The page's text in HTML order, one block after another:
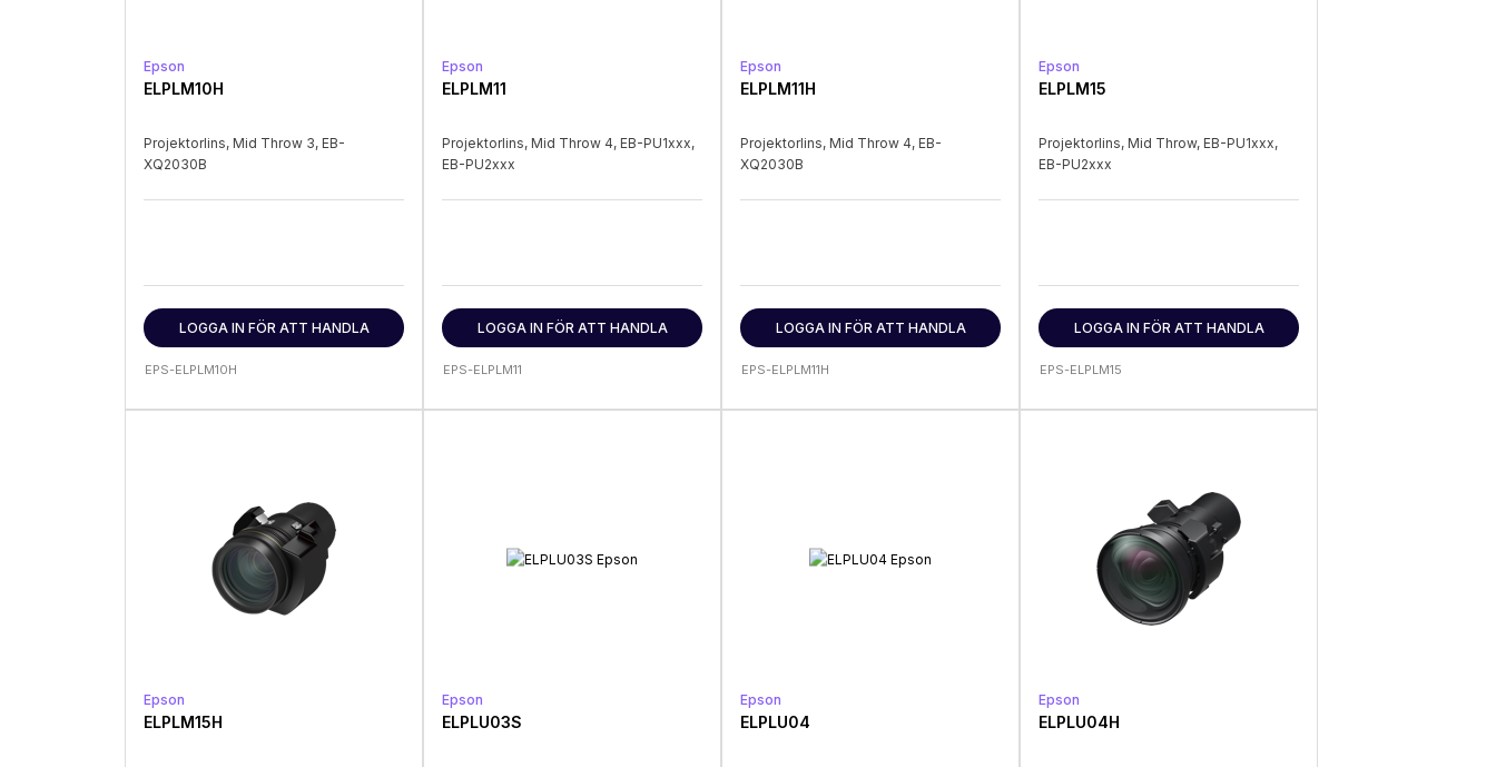
Epson
ELPLM10H
Projektorlins, Mid Throw 3, EB-
XQ2030B
LOGGA IN FÖR ATT HANDLA
EPS-ELPLM10H
Epson
ELPLM11
Projektorlins, Mid Throw 4, EB-PU1xxx,
EB-PU2xxx
LOGGA IN FÖR ATT HANDLA
EPS-ELPLM11
Epson
ELPLM11H
Projektorlins, Mid Throw 4, EB-
XQ2030B
LOGGA IN FÖR ATT HANDLA
EPS-ELPLM11H
Epson
ELPLM15
Projektorlins, Mid Throw, EB-PU1xxx,
EB-PU2xxx
LOGGA IN FÖR ATT HANDLA
EPS-ELPLM15
Epson
ELPLM15H
Epson
ELPLU03S
Epson
ELPLU04
Epson
ELPLU04H